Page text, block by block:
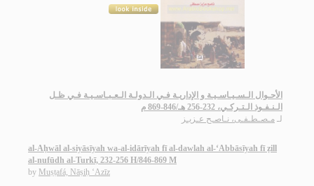
الأحـوال الـسـيـاسـيـة و الإداريـة فـي الـدولـة الـعـبـاسـيـة فـي ظـل
الـنـفـوذ الـتـركـي، 232-256 هـ/846-869 م
لـ مـصـطـفـى، نـاصـح عـزيـز
al-Aḥwāl al-siyāsīyah wa-al-idārīyah fī al-dawlah al-‘Abbāsīyah fī ẓill
al-nufūdh al-Turkī, 232-256 H/846-869 M
by Muṣṭafá, Nāṣiḥ ‘Azīz